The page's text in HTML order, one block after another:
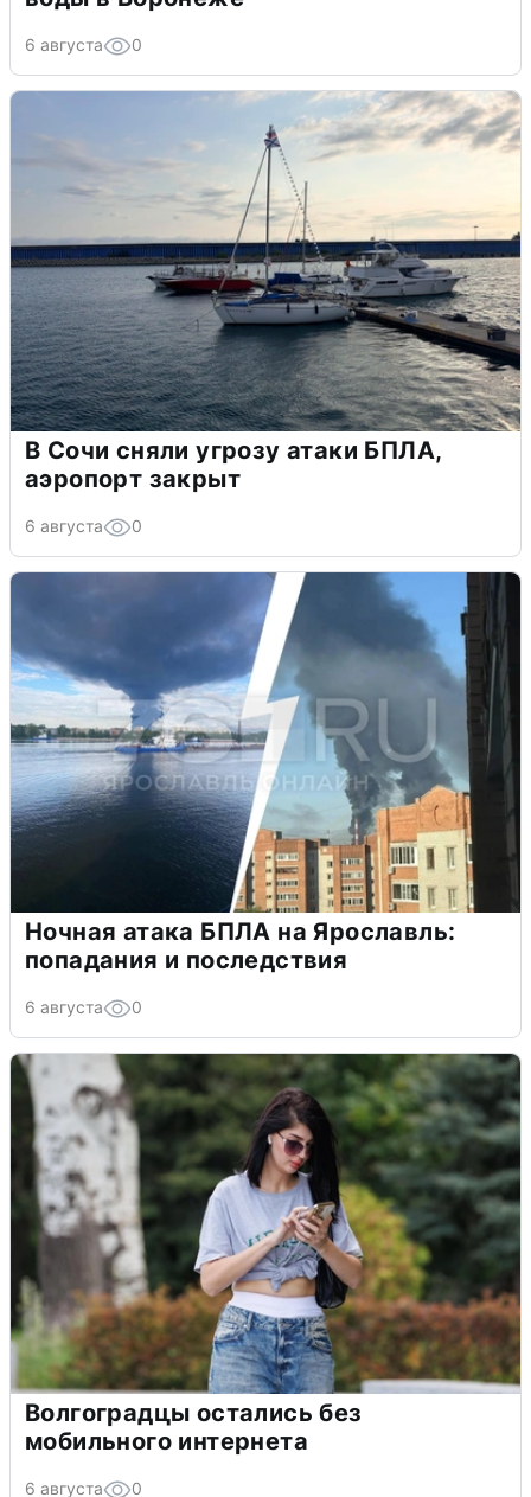
6 августа 0
В Сочи сняли угрозу атаки БПЛА,
аэропорт закрыт
6 августа 0
Ночная атака БПЛА на Ярославль:
попадания и последствия
6 августа 0
Волгоградцы остались без
мобильного интернета
6 августа 0